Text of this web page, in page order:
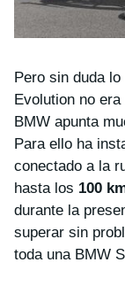
Pero sin duda
Evolution no
BMW apunta
Para ello ha
conectado a la
hasta los 100
durante la
superar sin
toda una BMW